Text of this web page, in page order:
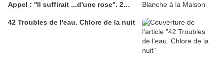
Appel : ''Il suffirait ...d'une rose''. 2
2)bernardappel.com 42 Troubles de l'eau. Chlore de la nuit